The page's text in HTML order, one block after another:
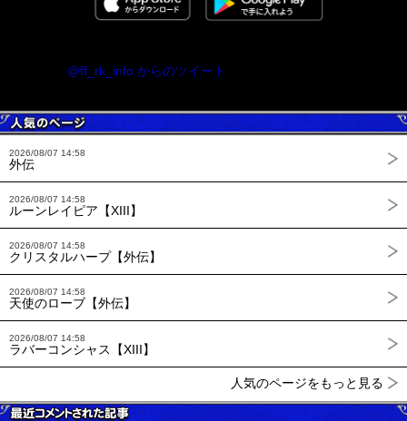
@ff_rk_info からのツイート
2026/08/07 14:58
外伝
2026/08/07 14:58
ルーンレイピア【XIII】
2026/08/07 14:58
クリスタルハープ【外伝】
2026/08/07 14:58
天使のローブ【外伝】
2026/08/07 14:58
ラバーコンシャス【XIII】
人気のページをもっと見る